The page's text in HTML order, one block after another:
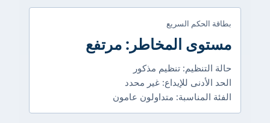
بطاقة الحكم السريع
مستوى المخاطر: مرتفع
حالة التنظيم: تنظيم مذكور
الحد الأدنى للإيداع: غير محدد
الفئة المناسبة: متداولون عامون